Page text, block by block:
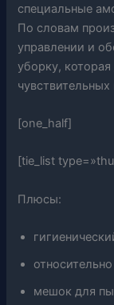
специальные
По словам
управлении и
уборку,
[one_half]
[tie_list
Плюсы:
мешок для